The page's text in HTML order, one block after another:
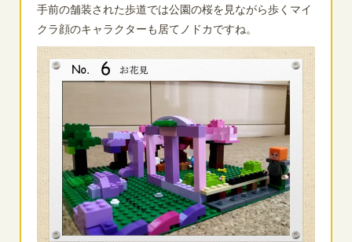
手前の舗装された歩道では公園の桜を見ながら歩くマイ
クラ顔のキャラクターも居てノドカですね。